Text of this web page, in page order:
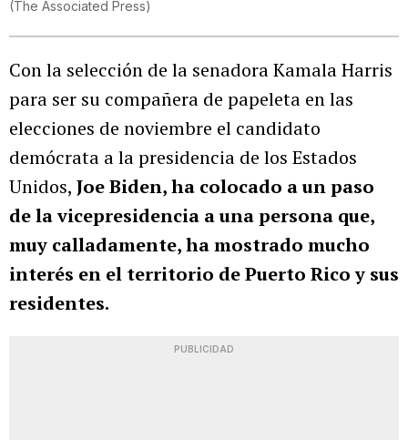
(The Associated Press)
Con la selección de la senadora Kamala Harris
para ser su compañera de papeleta en las
elecciones de noviembre el candidato
demócrata a la presidencia de los Estados
Unidos, Joe Biden, ha colocado a un paso
de la vicepresidencia a una persona que,
muy calladamente, ha mostrado mucho
interés en el territorio de Puerto Rico y sus
residentes.
PUBLICIDAD